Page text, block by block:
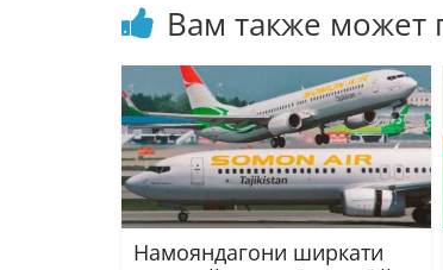
Вам также может
Намояндагони ширкати